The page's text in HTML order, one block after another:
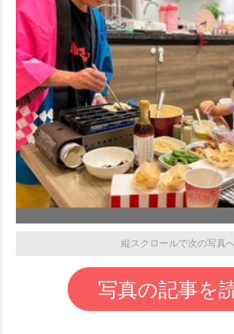
縦スクロールで次の写真
写真の記事を